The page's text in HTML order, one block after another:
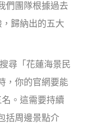
們團隊根據過去
歸納出的五大
尋「花蓮海景民
，你的官網要能
。這需要持續
括周邊景點介